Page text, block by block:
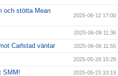
och stötta Mean
2025-06-12 17:00
2025-06-09 11:36
Carlstad väntar 2025-06-06 11:55
2025-05-28 15:29
SMM! 2025-05-23 10:19